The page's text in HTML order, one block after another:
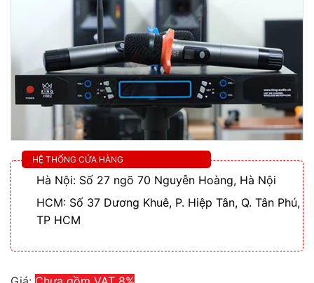
HỆ THỐNG CỬA HÀNG
Hà Nội: Số 27 ngõ 70 Nguyễn Hoàng, Hà Nội
HCM: Số 37 Dương Khuê, P. Hiệp Tân, Q. Tân Phú,
TP HCM